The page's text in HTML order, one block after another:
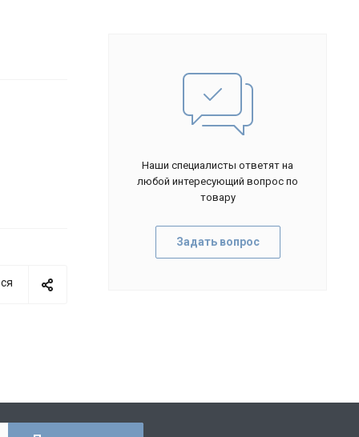
Наши специалисты ответят на
любой интересующий вопрос по
товару
Задать вопрос